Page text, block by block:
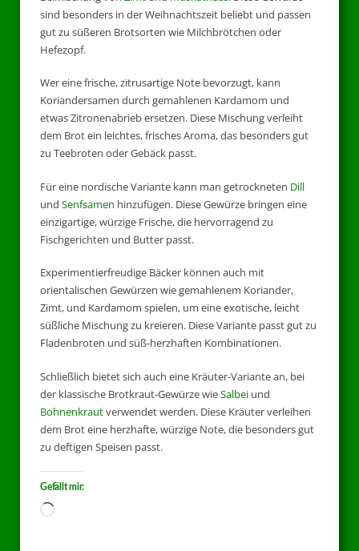
sind besonders in der Weihnachtszeit beliebt und passen
gut zu süßeren Brotsorten wie Milchbrötchen oder
Hefezopf.
Wer eine frische, zitrusartige Note bevorzugt, kann
Koriandersamen durch gemahlenen Kardamom und
etwas Zitronenabrieb ersetzen. Diese Mischung verleiht
dem Brot ein leichtes, frisches Aroma, das besonders gut
zu Teebroten oder Gebäck passt.
Für eine nordische Variante kann man getrockneten Dill
und Senfsamen hinzufügen. Diese Gewürze bringen eine
einzigartige, würzige Frische, die hervorragend zu
Fischgerichten und Butter passt.
Experimentierfreudige Bäcker können auch mit
orientalischen Gewürzen wie gemahlenem Koriander,
Zimt, und Kardamom spielen, um eine exotische, leicht
süßliche Mischung zu kreieren. Diese Variante passt gut zu
Fladenbroten und süß-herzhaften Kombinationen.
Schließlich bietet sich auch eine Kräuter-Variante an, bei
der klassische Brotkraut-Gewürze wieSalbei und
Bohnenkrautverwendet werden. Diese Kräuter verleihen
dem Brot eine herzhafte, würzige Note, die besonders gut
zu deftigen Speisen passt.
Gefällt mir: